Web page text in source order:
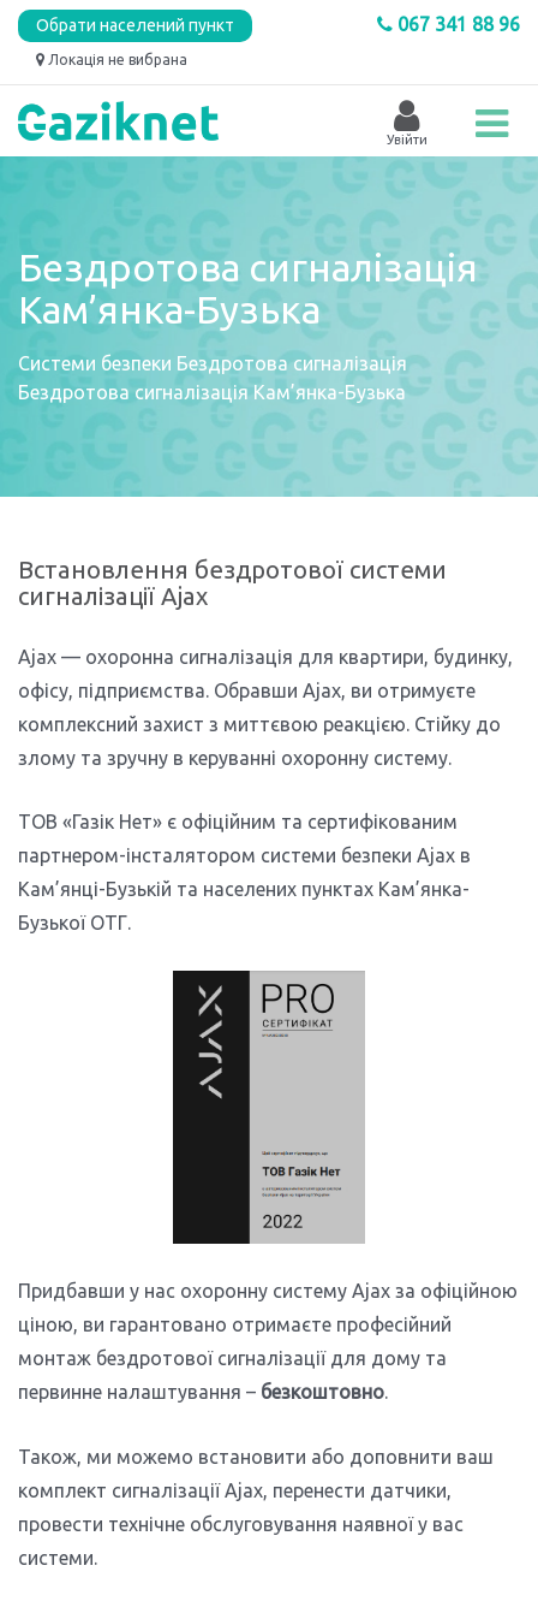
067 341 88 96
Обрати населений пункт
Локація не вибрана
Бездротова сигналізація
Кам’янка-Бузька
Системи безпеки Бездротова сигналізація
Бездротова сигналізація Кам’янка-Бузька
Встановлення бездротової системи
сигналізації Ajax
Ajax — охоронна сигналізація для квартири, будинку,
офісу, підприємства. Обравши Ajax, ви отримуєте
комплексний захист з миттєвою реакцією. Стійку до
злому та зручну в керуванні охоронну систему.
ТОВ «Газік Нет» є офіційним та сертифікованим
партнером-інсталятором системи безпеки Ajax в
Кам’янці-Бузькій та населених пунктах Кам’янка-
Бузької ОТГ.
Придбавши у нас охоронну систему Ajax за офіційною
ціною, ви гарантовано отримаєте професійний
монтаж бездротової сигналізації для дому та
первинне налаштування – безкоштовно.
Також, ми можемо встановити або доповнити ваш
комплект сигналізаціїAjax, перенести датчики,
провести технічне обслуговування наявної у вас
системи.